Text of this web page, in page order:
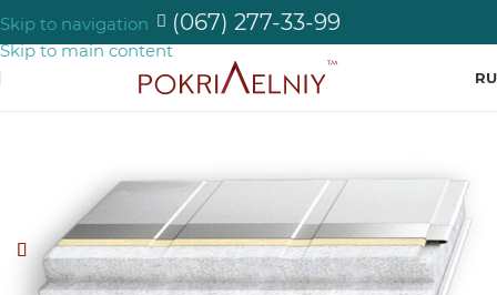
Skip to navigation
Skip to main content
(067) 277-33-99
RU